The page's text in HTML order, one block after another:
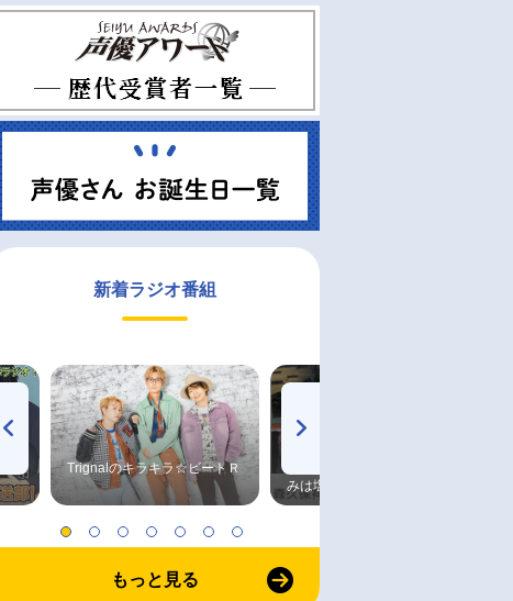
新着ラジオ番組
! Trignalのキラキラ☆ビートＲ
みは塩だけ
もっと見る